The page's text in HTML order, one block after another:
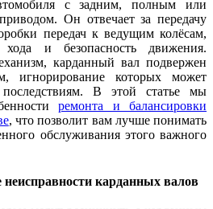
с задним, полным или
Он отвечает за передачу
передач к ведущим колёсам,
хода и безопасность движения.
карданный вал подвержен
игнорирование которых может
В этой статье мы
ремонта и балансировки
, что позволит вам лучше понимать
обслуживания этого важного
неисправности карданных валов